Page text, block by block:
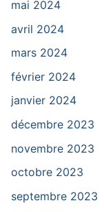
mai 2024
avril 2024
mars 2024
février 2024
janvier 2024
décembre 2023
novembre 2023
octobre 2023
septembre 2023